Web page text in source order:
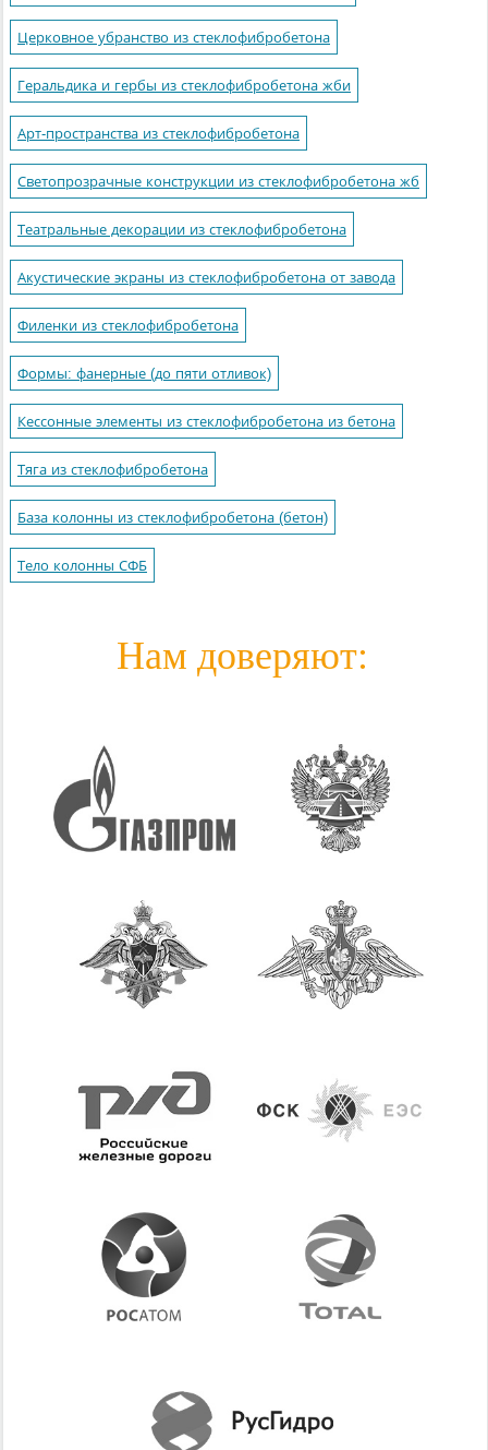
Церковное убранство из стеклофибробетона
Геральдика и гербы из стеклофибробетона жби
Арт-пространства из стеклофибробетона
Светопрозрачные конструкции из стеклофибробетона жб
Театральные декорации из стеклофибробетона
Акустические экраны из стеклофибробетона от завода
Филенки из стеклофибробетона
Формы: фанерные (до пяти отливок)
Кессонные элементы из стеклофибробетона из бетона
Тяга из стеклофибробетона
База колонны из стеклофибробетона (бетон)
Тело колонны СФБ
Нам доверяют: